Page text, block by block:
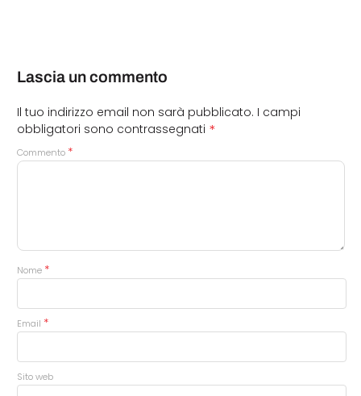
Lascia un commento
Il tuo indirizzo email non sarà pubblicato. I campi
obbligatori sono contrassegnati *
Commento *
Nome *
Email *
Sito web